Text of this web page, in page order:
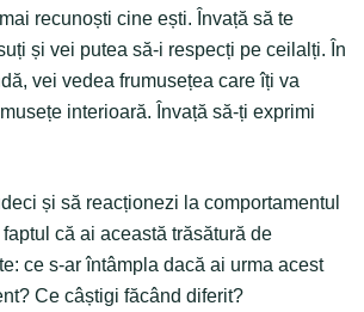
recunoști cine ești. Învață să te
și vei putea să-i respecți pe ceilalți. În
vei vedea frumusețea care îți va
interioară. Învață să-ți exprimi
și să reacționezi la comportamentul
că ai această trăsătură de
ce s-ar întâmpla dacă ai urma acest
Ce câștigi făcând diferit?